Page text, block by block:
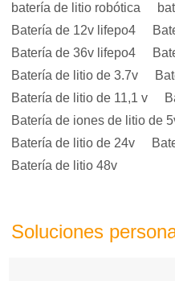
batería de litio robótica
Batería de 12v lifepo4
Batería de 36v lifepo4
Batería de litio de 3.7v
Batería de litio de 11,1 v
Batería de iones de litio de
Batería de litio de 24v
Batería de litio 48v
Soluciones